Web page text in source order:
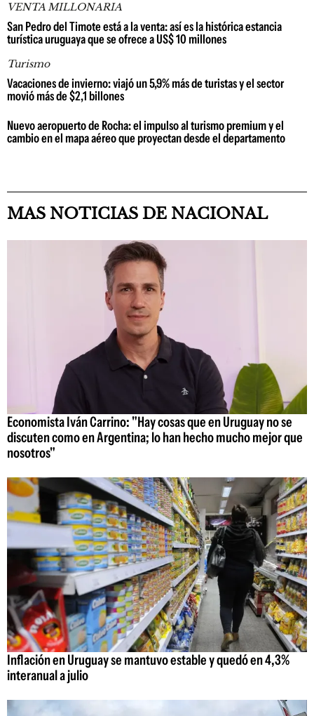
VENTA MILLONARIA
San Pedro del Timote está a la venta: así es la histórica estancia
turística uruguaya que se ofrece a US$ 10 millones
Turismo
Vacaciones de invierno: viajó un 5,9% más de turistas y el sector
movió más de $2,1 billones
Nuevo aeropuerto de Rocha: el impulso al turismo premium y el
cambio en el mapa aéreo que proyectan desde el departamento
MAS NOTICIAS DE NACIONAL
Economista Iván Carrino: "Hay cosas que en Uruguay no se
discuten como en Argentina; lo han hecho mucho mejor que
nosotros"
Inflación en Uruguay se mantuvo estable y quedó en 4,3%
interanual a julio